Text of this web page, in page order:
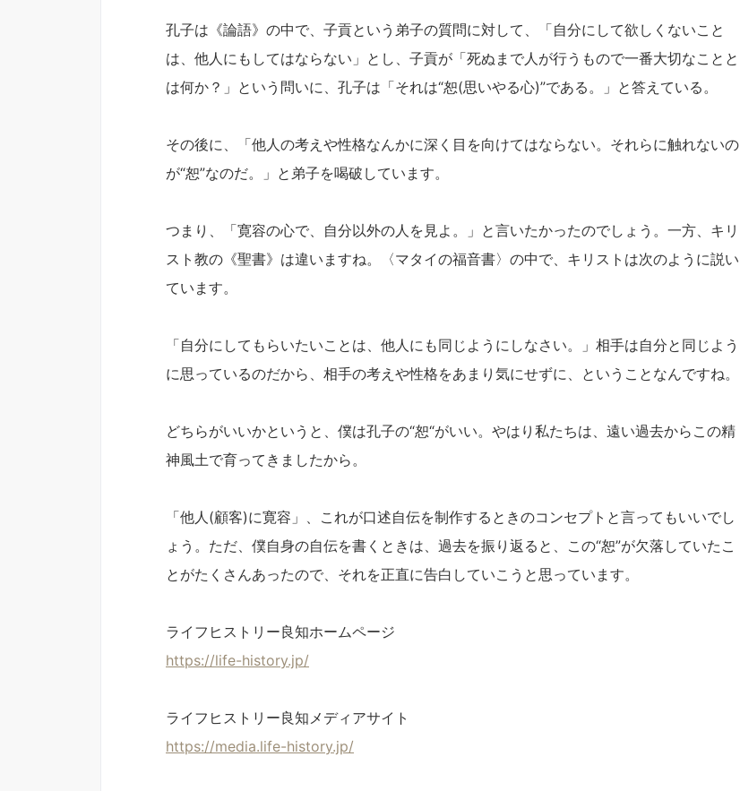
孔子は《論語》の中で、子貢という弟子の質問に対して、「自分にして欲しくないこと
は、他人にもしてはならない」とし、子貢が「死ぬまで人が行うもので一番大切なことと
は何か？」という問いに、孔子は「それは“恕(思いやる心)”である。」と答えている。
その後に、「他人の考えや性格なんかに深く目を向けてはならない。それらに触れないの
が“恕”なのだ。」と弟子を喝破しています。
つまり、「寛容の心で、自分以外の人を見よ。」と言いたかったのでしょう。一方、キリ
スト教の《聖書》は違いますね。〈マタイの福音書〉の中で、キリストは次のように説い
ています。
「自分にしてもらいたいことは、他人にも同じようにしなさい。」相手は自分と同じよう
に思っているのだから、相手の考えや性格をあまり気にせずに、ということなんですね。
どちらがいいかというと、僕は孔子の“恕“がいい。やはり私たちは、遠い過去からこの精
神風土で育ってきましたから。
「他人(顧客)に寛容」、これが口述自伝を制作するときのコンセプトと言ってもいいでし
ょう。ただ、僕自身の自伝を書くときは、過去を振り返ると、この“恕”が欠落していたこ
とがたくさんあったので、それを正直に告白していこうと思っています。
ライフヒストリー良知ホームページ
https://life-history.jp/
ライフヒストリー良知メディアサイト
https://media.life-history.jp/